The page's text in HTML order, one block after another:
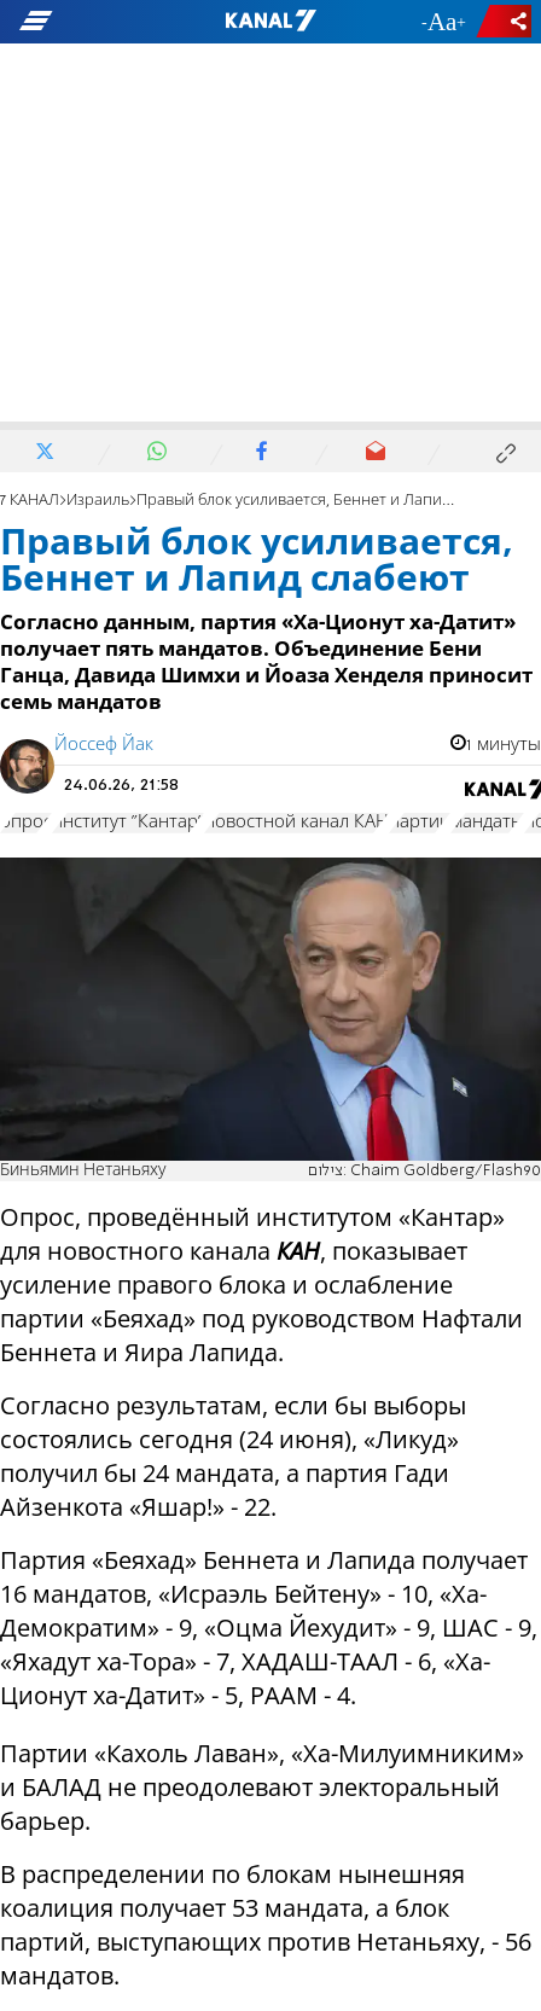
- +
7 КАНАЛ Израиль Правый блок усиливается, Беннет и Лапид слабеют
Правый блок усиливается,
Беннет и Лапид слабеют
Согласно данным, партия «Ха-Ционут ха-Датит»
получает пять мандатов. Объединение Бени
Ганца, Давида Шимхи и Йоаза Хенделя приносит
семь мандатов
Йоссеф Йак 1 минуты
24.06.26, 21:58
опрос институт "Кантар" новостной канал КАН партии мандаты
Биньямин Нетаньяху צילום: Chaim Goldberg/Flash90
Опрос, проведённый институтом «Кантар»
для новостного канала КАН, показывает
усиление правого блока и ослабление
партии «Беяхад» под руководством Нафтали
Беннета и Яира Лапида.
Согласно результатам, если бы выборы
состоялись сегодня (24 июня), «Ликуд»
получил бы 24 мандата, а партия Гади
Айзенкота «Яшар!» - 22.
Партия «Беяхад» Беннета и Лапида получает
16 мандатов, «Исраэль Бейтену» - 10, «Ха-
Демократим» - 9, «Оцма Йехудит» - 9, ШАС - 9,
«Яхадут ха-Тора» - 7, ХАДАШ-ТААЛ - 6, «Ха-
Ционут ха-Датит» - 5, РААМ - 4.
Партии «Кахоль Лаван», «Ха-Милуимниким»
и БАЛАД не преодолевают электоральный
барьер.
В распределении по блокам нынешняя
коалиция получает 53 мандата, а блок
партий, выступающих против Нетаньяху, - 56
мандатов.